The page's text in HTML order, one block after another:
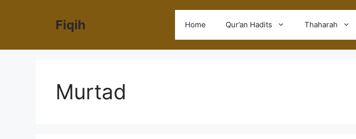
Fiqih Home Qur’an Hadits Thaharah
Murtad